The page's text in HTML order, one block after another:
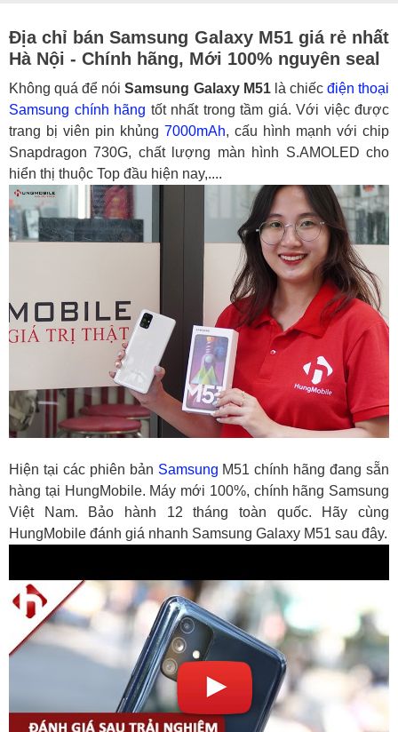
Địa chỉ bán Samsung Galaxy M51 giá rẻ nhất
Hà Nội - Chính hãng, Mới 100% nguyên seal
Không quá để nóiSamsung Galaxy M51là chiếc điện thoại
Samsung chính hãng tốt nhất trong tầm giá. Với việc được
trang bị viên pin khủng 7000mAh, cấu hình mạnh với chip
Snapdragon 730G, chất lượng màn hình S.AMOLED cho
hiển thị thuộc Top đầu hiện nay,....
Hiện tại các phiên bản Samsung M51 chính hãng đang sẵn
hàng tại HungMobile. Máy mới 100%, chính hãng Samsung
Việt Nam. Bảo hành 12 tháng toàn quốc. Hãy cùng
HungMobile đánh giá nhanh Samsung Galaxy M51 sau đây.